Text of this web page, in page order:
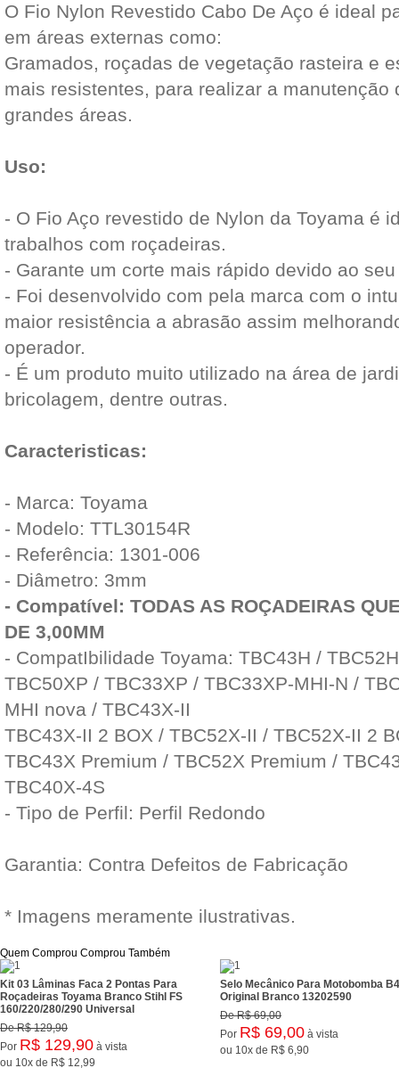
O Fio Nylon Revestido Cabo De Aço é ideal
em áreas externas como:
Gramados, roçadas de vegetação rasteira e
mais resistentes, para realizar a manutenção
grandes áreas.
Uso:
- O Fio Aço revestido de Nylon da Toyama é
trabalhos com roçadeiras.
- Garante um corte mais rápido devido ao
- Foi desenvolvido com pela marca com o
maior resistência a abrasão assim
operador.
- É um produto muito utilizado na área de
bricolagem, dentre outras.
Caracteristicas:
- Marca: Toyama
- Modelo: TTL30154R
- Referência: 1301-006
- Diâmetro: 3mm
- Compatível: TODAS AS ROÇADEIRAS
DE 3,00MM
- CompatIbilidade Toyama: TBC43H /
TBC50XP / TBC33XP / TBC33XP-MHI-N /
MHI nova / TBC43X-II
TBC43X-II 2 BOX / TBC52X-II / TBC52X-II 2
TBC43X Premium / TBC52X Premium /
TBC40X-4S
- Tipo de Perfil: Perfil Redondo
Garantia: Contra Defeitos de Fabricação
* Imagens meramente ilustrativas.
Quem Comprou Comprou Também
Kit 03 Lâminas Faca 2 Pontas Para
Roçadeiras Toyama Branco Stihl FS
160/220/280/290 Universal
DeR$ 129,90
Por R$ 129,90 à vista
ou 10x de R$ 12,99
Selo Mecânico Para Motobomba
Original Branco 13202590
DeR$ 69,00
Por R$ 69,00 à vista
ou 10x de R$ 6,90